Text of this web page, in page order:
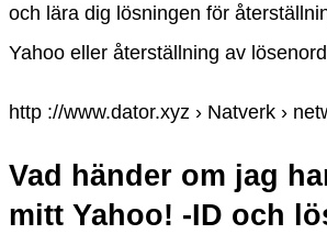
och lära dig lösningen för
Yahoo eller återställning av
http ://www.dator.xyz › Natverk ›
Vad händer om jag
mitt Yahoo! -ID och